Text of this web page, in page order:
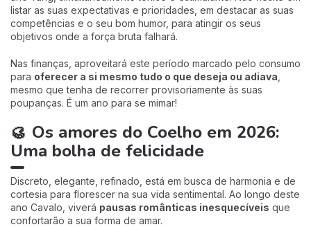
listar as suas expectativas e prioridades, em destacar as suas
competências e o seu bom humor, para atingir os seus
objetivos onde a força bruta falhará.
Nas finanças, aproveitará este período marcado pelo consumo
para oferecer a si mesmo tudo o que deseja ou adiava
mesmo que tenha de recorrer provisoriamente às suas
poupanças. É um ano para se mimar!
🥮 Os amores do Coelho em 2026:
Uma bolha de felicidade
Discreto, elegante, refinado, está em busca de harmonia e de
cortesia para florescer na sua vida sentimental. Ao longo deste
ano Cavalo, viverá pausas românticas inesquecíveis que
confortarão a sua forma de amar.